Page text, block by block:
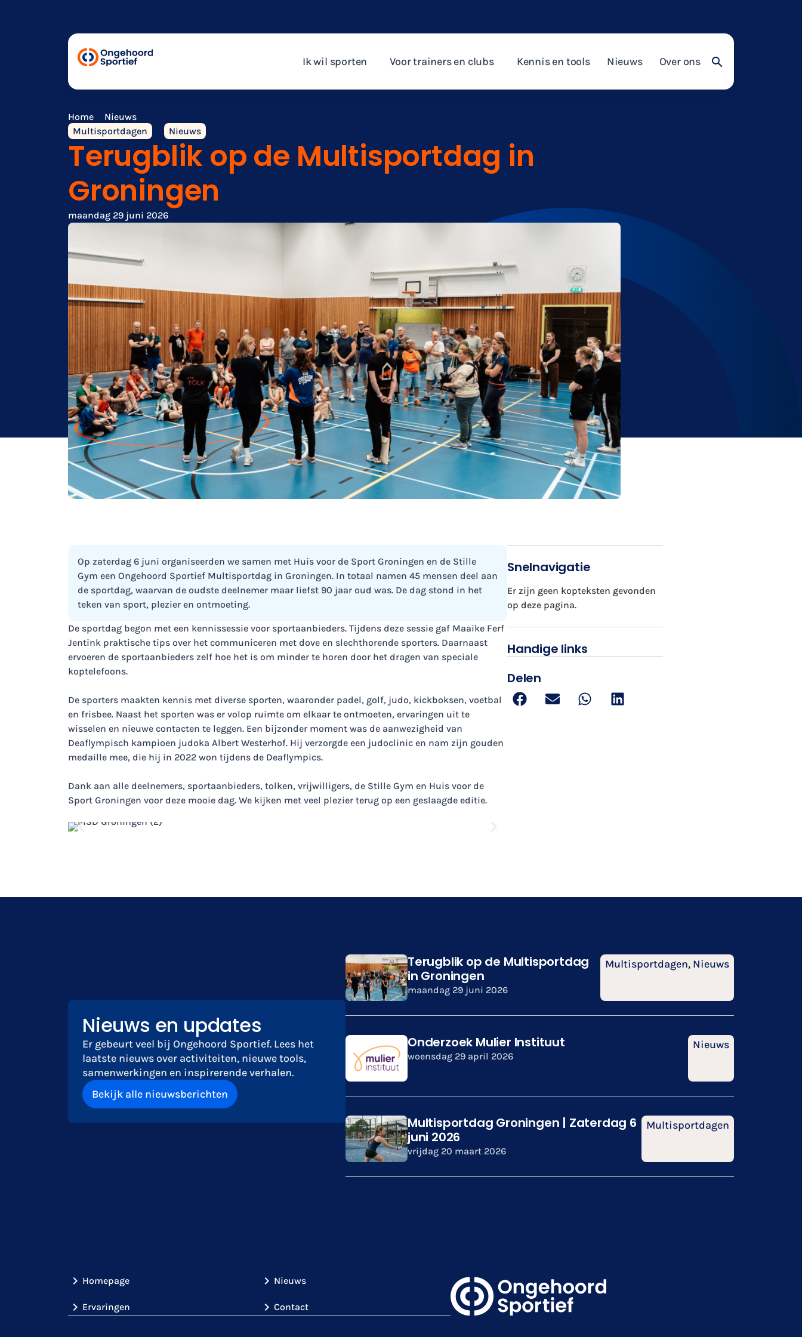
Ik wil sporten Voor trainers en clubs Kennis en tools Nieuws Over ons
Home Nieuws
Multisportdagen
Nieuws
Terugblik op de Multisportdag in
Groningen
maandag 29 juni 2026
Snelnavigatie
Er zijn geen kopteksten gevonden
op deze pagina.
Handige links
Delen
Op zaterdag 6 juni organiseerden we samen met Huis voor de Sport Groningen en de Stille
Gym een Ongehoord Sportief Multisportdag in Groningen. In totaal namen 45 mensen deel aan
de sportdag, waarvan de oudste deelnemer maar liefst 90 jaar oud was. De dag stond in het
teken van sport, plezier en ontmoeting.
De sportdag begon met een kennissessie voor sportaanbieders. Tijdens deze sessie gaf Maaike Ferf
Jentink praktische tips over het communiceren met dove en slechthorende sporters. Daarnaast
ervoeren de sportaanbieders zelf hoe het is om minder te horen door het dragen van speciale
koptelefoons.
De sporters maakten kennis met diverse sporten, waaronder padel, golf, judo, kickboksen, voetbal
en frisbee. Naast het sporten was er volop ruimte om elkaar te ontmoeten, ervaringen uit te
wisselen en nieuwe contacten te leggen. Een bijzonder moment was de aanwezigheid van
Deaflympisch kampioen judoka Albert Westerhof. Hij verzorgde een judoclinic en nam zijn gouden
medaille mee, die hij in 2022 won tijdens de Deaflympics.
Dank aan alle deelnemers, sportaanbieders, tolken, vrijwilligers, de Stille Gym en Huis voor de
Sport Groningen voor deze mooie dag. We kijken met veel plezier terug op een geslaagde editie.
Nieuws en updates
Er gebeurt veel bij Ongehoord Sportief. Lees het
laatste nieuws over activiteiten, nieuwe tools,
samenwerkingen en inspirerende verhalen.
Bekijk alle nieuwsberichten
Terugblik op de Multisportdag
in Groningen
maandag 29 juni 2026
Multisportdagen, Nieuws
Onderzoek Mulier Instituut
woensdag 29 april 2026
Nieuws
Multisportdag Groningen | Zaterdag 6
juni 2026
vrijdag 20 maart 2026
Multisportdagen
Homepage
Ervaringen
Nieuws
Contact